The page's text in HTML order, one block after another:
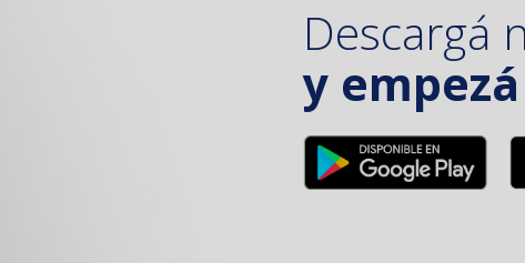
Descargá
y